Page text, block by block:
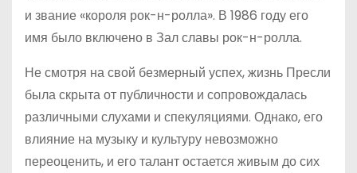
и звание «короля рок-н-ролла». В 1986 году его
имя было включено в Зал славы рок-н-ролла.
Не смотря на свой безмерный успех, жизнь Пресли
была скрыта от публичности и сопровождалась
различными слухами и спекуляциями. Однако, его
влияние на музыку и культуру невозможно
переоценить, и его талант остается живым до сих